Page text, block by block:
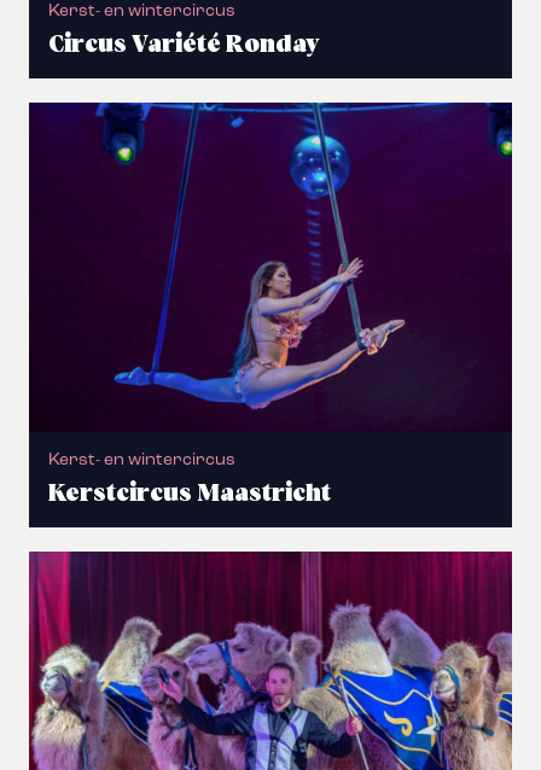
Kerst- en wintercircus
Circus Variété Ronday
Kerst- en wintercircus
Kerstcircus Maastricht